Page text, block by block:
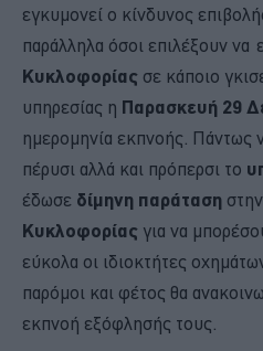
εγκυμονεί ο κίνδυνος
παράλληλα όσοι επιλέξουν να
Κυκλοφορίας σε κάποιο
υπηρεσίας η Παρασκευή 29
ημερομηνία εκπνοής. Πάντως
πέρυσι αλλά και πρόπερσι το
έδωσε δίμηνη παράταση στην
Κυκλοφορίας για να
εύκολα οι ιδιοκτήτες
παρόμοι και φέτος θα
εκπνοή εξόφλησής τους.